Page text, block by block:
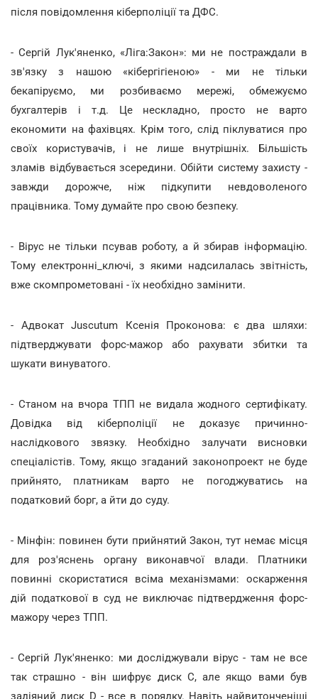
після повідомлення кіберполіції та ДФС.
- Сергій Лук'яненко, «Ліга:Закон»: ми не постраждали в
зв'язку з нашою «кібергігіеною» - ми не тільки
бекапіруємо, ми розбиваємо мережі, обмежуємо
бухгалтерів і т.д. Це нескладно, просто не варто
економити на фахівцях. Крім того, слід піклуватися про
своїх користувачів, і не лише внутрішніх. Більшість
зламів відбувається зсередини. Обійти систему захисту -
завжди дорожче, ніж підкупити невдоволеного
працівника. Тому думайте про свою безпеку.
- Вірус не тільки псував роботу, а й збирав інформацію.
Тому електронні_ключі, з якими надсилалась звітність,
вже скомпрометовані - їх необхідно замінити.
- Адвокат Juscutum Ксенія Проконова: є два шляхи:
підтверджувати форс-мажор або рахувати збитки та
шукати винуватого.
- Станом на вчора ТПП не видала жодного сертифікату.
Довідка від кіберполіції не доказує причинно-
наслідкового звязку. Необхідно залучати висновки
спеціалістів. Тому, якщо згаданий законопроект не буде
прийнято, платникам варто не погоджуватись на
податковий борг, а йти до суду.
- Мінфін: повинен бути прийнятий Закон, тут немає місця
для роз'яснень органу виконавчої влади. Платники
повинні скористатися всіма механізмами: оскарження
дій податкової в суд не виключає підтвердження форс-
мажору через ТПП.
- Сергій Лук'яненко: ми досліджували вірус - там не все
так страшно - він шифрує диск С, але якщо вами був
задіяний диск D - все в порядку. Навіть найвитонченіші